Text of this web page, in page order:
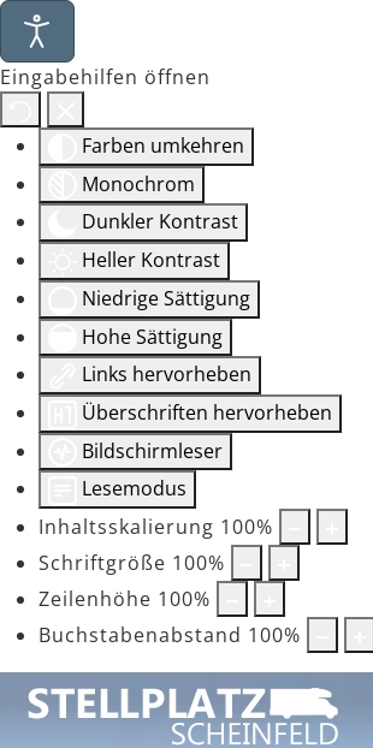
Eingabehilfen öffnen
Farben umkehren
Monochrom
Dunkler Kontrast
Heller Kontrast
Niedrige Sättigung
Hohe Sättigung
Links hervorheben
Überschriften hervorheben
Bildschirmleser
Lesemodus
Inhaltsskalierung 100%
Schriftgröße 100%
Zeilenhöhe 100%
Buchstabenabstand 100%